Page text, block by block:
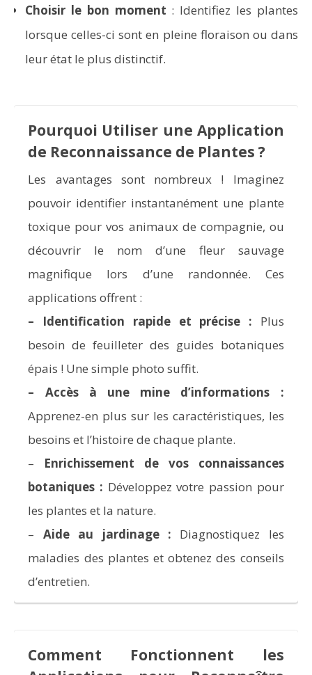
Choisir le bon moment : Identifiez les plantes
lorsque celles-ci sont en pleine floraison ou dans
leur état le plus distinctif.
Pourquoi Utiliser une Application
de Reconnaissance de Plantes ?
Les avantages sont nombreux ! Imaginez
pouvoir identifier instantanément une plante
toxique pour vos animaux de compagnie, ou
découvrir le nom d’une fleur sauvage
magnifique lors d’une randonnée. Ces
applications offrent :
–
Identification rapide et précise : Plus
besoin de feuilleter des guides botaniques
épais ! Une simple photo suffit.
–
Accès à une mine d’informations :
Apprenez-en plus sur les caractéristiques, les
besoins et l’histoire de chaque plante.
– Enrichissement de vos connaissances
botaniques : Développez votre passion pour
les plantes et la nature.
– Aide au jardinage : Diagnostiquez les
maladies des plantes et obtenez des conseils
d’entretien.
Comment Fonctionnent les